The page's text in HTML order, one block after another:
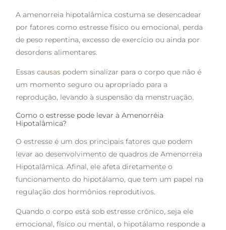
A amenorreia hipotalâmica costuma se desencadear
por fatores como estresse físico ou emocional, perda
de peso repentina, excesso de exercício ou ainda por
desordens alimentares.
Essascausas podem sinalizar para o corpo que não é
um momento seguro ou apropriado para a
reprodução, levando à suspensão da menstruação.
Como o estresse pode levar à Amenorréia
Hipotalâmica?
O estresse é um dos principais fatores que podem
levar ao desenvolvimento de quadros de Amenorreia
Hipotalâmica. Afinal, ele afeta diretamente o
funcionamento do hipotálamo, que tem um papel na
regulação dos hormônios reprodutivos.
Quando o corpo está sob estresse crônico, seja ele
emocional, físico ou mental, o hipotálamo responde a